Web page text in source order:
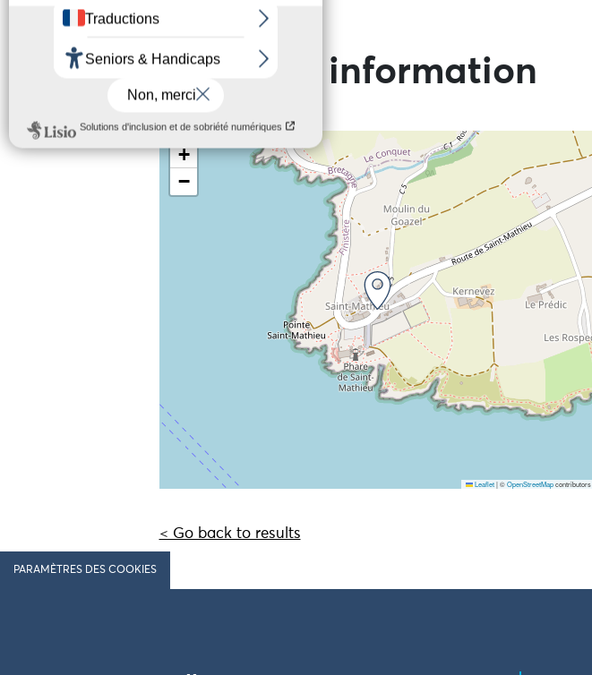
Practical information
+
−
Leaflet |©OpenStreetMapcontributors
< Go back to results
PARAMÈTRES DES COOKIES